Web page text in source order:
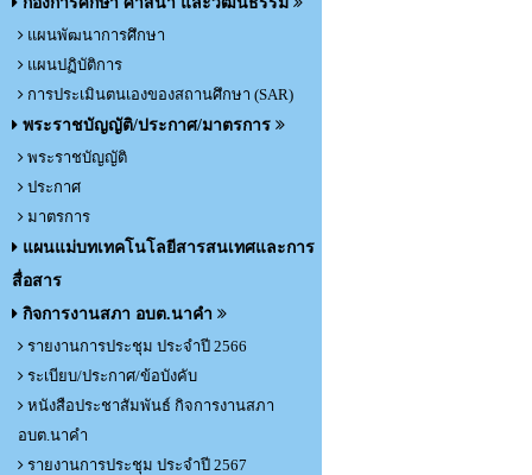
แผนพัฒนาการศึกษา
แผนปฏิบัติการ
การประเมินตนเองของสถานศึกษา (SAR)
พระราชบัญญัติ/ประกาศ/มาตรการ
พระราชบัญญัติ
ประกาศ
มาตรการ
แผนแม่บทเทคโนโลยีสารสนเทศและการ
สื่อสาร
กิจการงานสภา อบต.นาคำ
รายงานการประชุม ประจำปี 2566
ระเบียบ/ประกาศ/ข้อบังคับ
หนังสือประชาสัมพันธ์ กิจการงานสภา
อบต.นาคำ
รายงานการประชุม ประจำปี 2567